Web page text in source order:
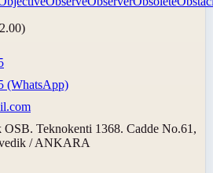
(WhatsApp)
OSB. Teknokenti 1368. Cadde No.61,
/ ANKARA